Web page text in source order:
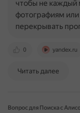
0 yandex.ru
чтобы не каждый
фотографиям или
перекрывать
Читать далее
Вопрос для Поиска с